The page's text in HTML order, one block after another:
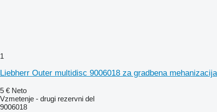
1
Liebherr Outer multidisc 9006018 za gradbena mehanizacija
5 € Neto
Vzmetenje - drugi rezervni del
9006018